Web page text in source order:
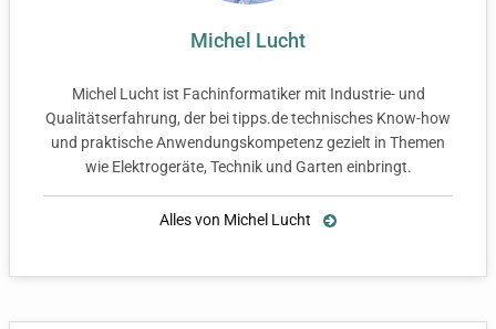
Michel Lucht
Michel Lucht ist Fachinformatiker mit Industrie- und
Qualitätserfahrung, der bei tipps.de technisches Know-how
und praktische Anwendungskompetenz gezielt in Themen
wie Elektrogeräte, Technik und Garten einbringt.
Alles von Michel Lucht